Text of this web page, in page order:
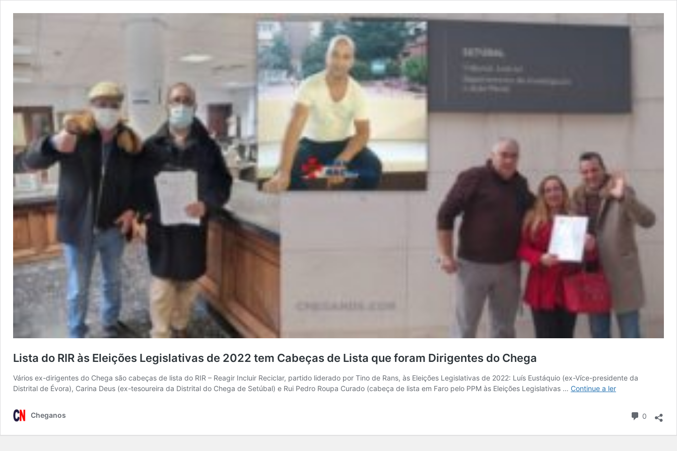
Lista do RIR às Eleições Legislativas de 2022 tem Cabeças de Lista que foram Dirigentes do Chega
Vários ex-dirigentes do Chega são cabeças de lista do RIR – Reagir Incluir Reciclar, partido liderado por Tino de Rans, às Eleições Legislativas de 2022: Luís Eustáquio (ex-Více-presidente da
Distrital de Évora), Carina Deus (ex-tesoureira da Distrital do Chega de Setúbal) e Rui Pedro Roupa Curado (cabeça de lista em Faro pelo PPM às Eleições Legislativas … Continue a ler
Cheganos 0